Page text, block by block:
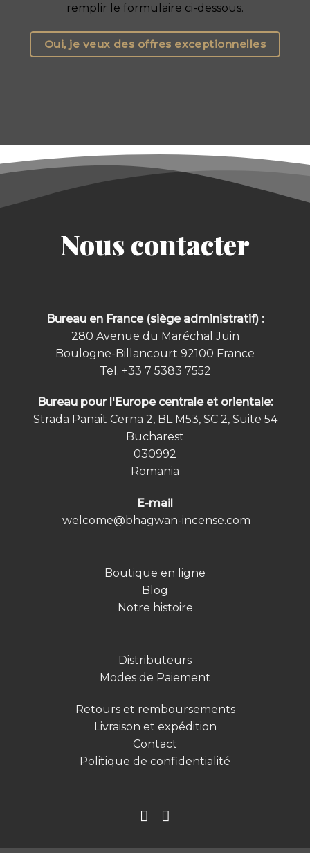
remplir le formulaire ci-dessous.
Oui, je veux des offres exceptionnelles
Nous contacter
Bureau en France (siège administratif) :
280 Avenue du Maréchal Juin
Boulogne-Billancourt 92100 France
Tel. +33 7 5383 7552
Bureau pour l'Europe centrale et orientale:
Strada Panait Cerna 2, BL M53, SC 2, Suite 54
Bucharest
030992
Romania
E-mail
welcome@bhagwan-incense.com
Boutique en ligne
Blog
Notre histoire
Distributeurs
Modes de Paiement
Retours et remboursements
Livraison et expédition
Contact
Politique de confidentialité